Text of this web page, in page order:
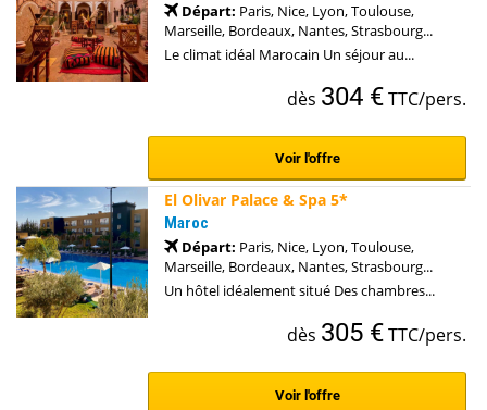
Départ: Paris, Nice, Lyon, Toulouse,
Marseille, Bordeaux, Nantes, Strasbourg...
Le climat idéal Marocain Un séjour au...
dès 304 €TTC/pers.
Voir l'offre
El Olivar Palace & Spa 5*
Maroc
Départ: Paris, Nice, Lyon, Toulouse,
Marseille, Bordeaux, Nantes, Strasbourg...
Un hôtel idéalement situé Des chambres...
dès 305 €TTC/pers.
Voir l'offre